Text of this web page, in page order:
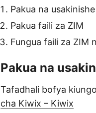
Pakua na
Pakua faili za ZIM
Fungua faili za ZIM
Pakua na
Tafadhali bofya
cha Kiwix – Kiwix